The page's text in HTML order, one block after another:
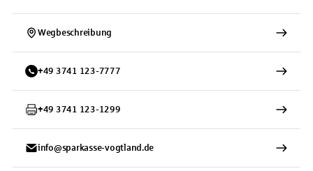
Wegbeschreibung
+49 3741 123-7777
+49 3741 123-1299
info@sparkasse-vogtland.de